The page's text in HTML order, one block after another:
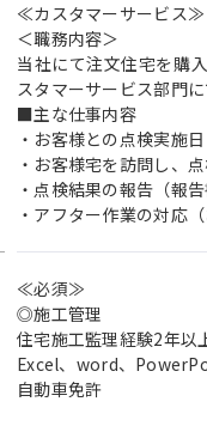
≪カスタマーサービス≫
＜職務内容＞
当社にて注文住宅を購
スタマーサービス部門
■主な仕事内容
・お客様との点検実施
・お客様宅を訪問し、
・点検結果の報告（報告
・アフター作業の対応
≪必須≫
◎施工管理
住宅施工監理経験2年以
Excel、word、
自動車免許